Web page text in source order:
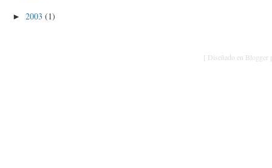
► 2003 (1)
[ Diseñado en Blogger